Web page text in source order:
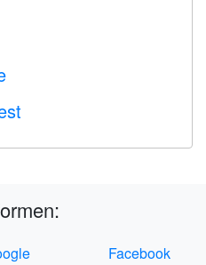
Facebook